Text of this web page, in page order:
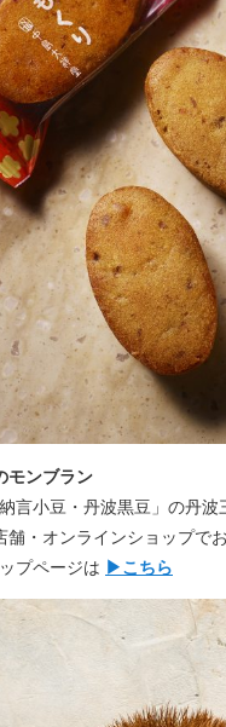
モンブラン
言小豆・丹波黒豆」の丹
・オンラインショップで
プページは ▶こちら